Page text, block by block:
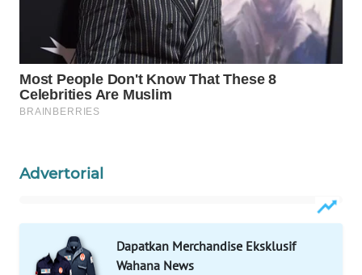
Advertorial
Dapatkan Merchandise Eksklusif
Wahana News
WAHANA
TRAVEL
WAHANA
WAHANANEWS
WAHANANEWS
CO ID